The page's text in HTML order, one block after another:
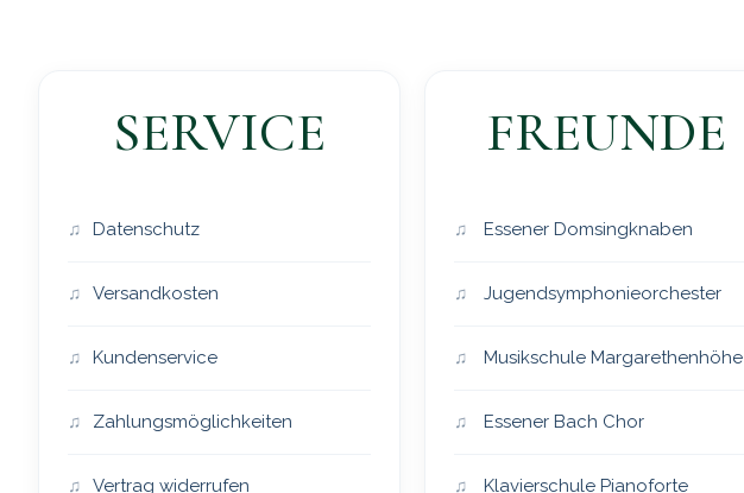
SERVICE
Datenschutz
Versandkosten
Kundenservice
Zahlungsmöglichkeiten
Vertrag widerrufen
FREUNDE
Essener Domsingknaben
Jugendsymphonieorchester
Musikschule Margarethenhöhe
Essener Bach Chor
Klavierschule Pianoforte